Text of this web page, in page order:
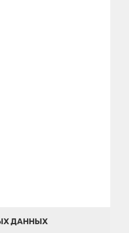
ДАННЫХ